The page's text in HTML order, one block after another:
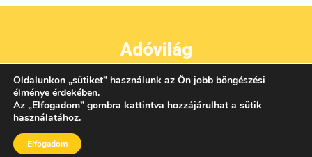
Adóvilág
IMPRESSZUM● ADATVÉDELEM ● ÁSZF●KAPCSOLAT
AZ OLDALON TALÁLHATÓ TARTALMAK UTÁNKÖZLÉSE CSAK A KIADÓ ENGEDÉLYÉVEL
Oldalunkon „sütiket” használunk az Ön jobb böngészési
élménye érdekében.
Az „Elfogadom” gombra kattintva hozzájárulhat a sütik
használatához.
Elfogadom